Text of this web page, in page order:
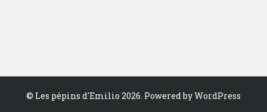
© Les pépins d'Emilio 2026. Powered by WordPress